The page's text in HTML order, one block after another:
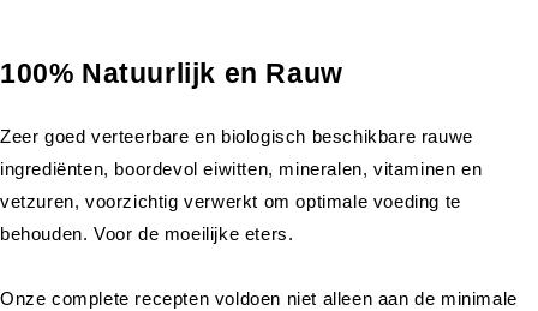
100% Natuurlijk en Rauw
Zeer goed verteerbare en biologisch beschikbare rauwe
ingrediënten, boordevol eiwitten, mineralen, vitaminen en
vetzuren, voorzichtig verwerkt om optimale voeding te
behouden. Voor de moeilijke eters.
Onze complete recepten voldoen niet alleen aan de minimale